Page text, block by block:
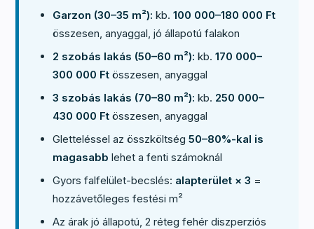
Garzon (30–35 m²): kb.100 000–180 000 Ft
összesen, anyaggal, jó állapotú falakon
2 szobás lakás (50–60 m²): kb.170 000–
300 000 Ft összesen, anyaggal
3 szobás lakás (70–80 m²): kb. 250 000–
430 000 Ft összesen, anyaggal
Gletteléssel az összköltség50–80%-kal is
magasabb lehet a fenti számoknál
Gyors falfelület-becslés: alapterület × 3 =
hozzávetőleges festési m²
Az árak jó állapotú, 2 réteg fehér diszperziós